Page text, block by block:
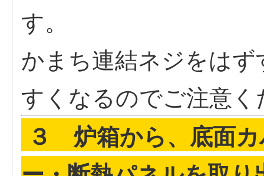
す。
かまち連結ネジをは
すくなるのでご注意
３ 炉箱から、底面